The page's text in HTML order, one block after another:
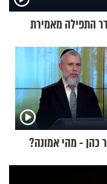
התפילה מאמירת
כהן - מהי אמונה?